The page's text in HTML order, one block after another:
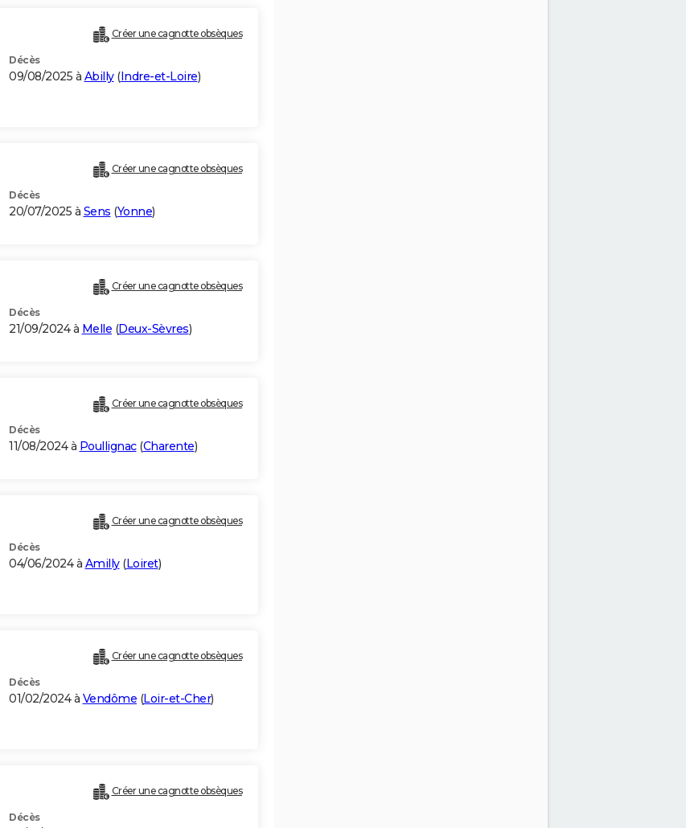
Créer une cagnotte obsèques
Décès
09/08/2025 à Abilly(Indre-et-Loire)
Créer une cagnotte obsèques
Décès
20/07/2025 à Sens (Yonne)
Créer une cagnotte obsèques
Décès
21/09/2024 à Melle (Deux-Sèvres)
Créer une cagnotte obsèques
Décès
11/08/2024 à Poullignac(Charente)
Créer une cagnotte obsèques
Décès
04/06/2024 à Amilly(Loiret)
Créer une cagnotte obsèques
Décès
01/02/2024 à Vendôme (Loir-et-Cher)
Créer une cagnotte obsèques
Décès